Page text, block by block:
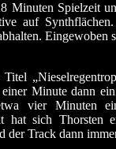
Minuten Spielzeit
auf
Minute dann
vier Minuten
hat sich Thorsten
der Track dann